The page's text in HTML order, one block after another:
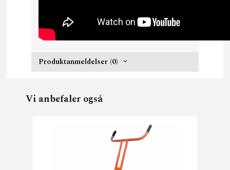
Produktanmeldelser (0)
Vi anbefaler også